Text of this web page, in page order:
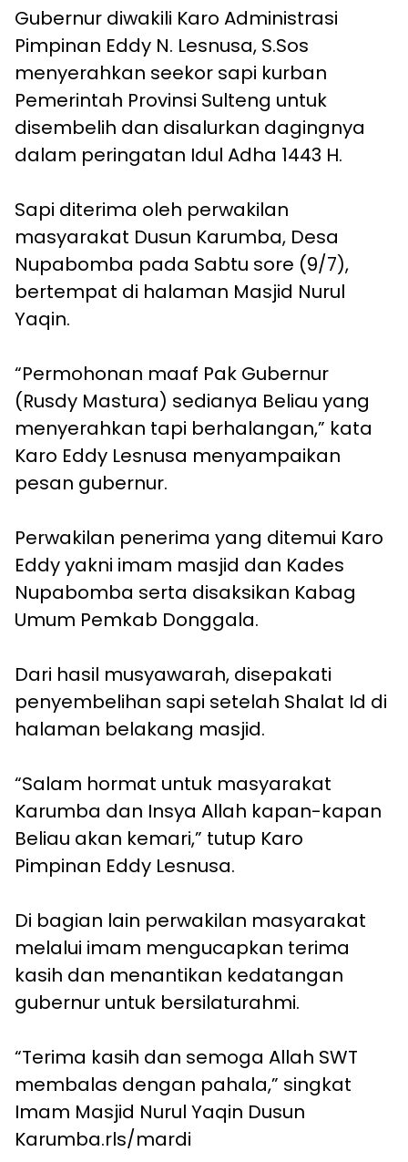
Gubernur diwakili Karo Administrasi
Pimpinan Eddy N. Lesnusa, S.Sos
menyerahkan seekor sapi kurban
Pemerintah Provinsi Sulteng untuk
disembelih dan disalurkan dagingnya
dalam peringatan Idul Adha 1443 H.
Sapi diterima oleh perwakilan
masyarakat Dusun Karumba, Desa
Nupabomba pada Sabtu sore (9/7),
bertempat di halaman Masjid Nurul
Yaqin.
“Permohonan maaf Pak Gubernur
(Rusdy Mastura) sedianya Beliau yang
menyerahkan tapi berhalangan,” kata
Karo Eddy Lesnusa menyampaikan
pesan gubernur.
Perwakilan penerima yang ditemui Karo
Eddy yakni imam masjid dan Kades
Nupabomba serta disaksikan Kabag
Umum Pemkab Donggala.
Dari hasil musyawarah, disepakati
penyembelihan sapi setelah Shalat Id di
halaman belakang masjid.
“Salam hormat untuk masyarakat
Karumba dan Insya Allah kapan-kapan
Beliau akan kemari,” tutup Karo
Pimpinan Eddy Lesnusa.
Di bagian lain perwakilan masyarakat
melalui imam mengucapkan terima
kasih dan menantikan kedatangan
gubernur untuk bersilaturahmi.
“Terima kasih dan semoga Allah SWT
membalas dengan pahala,” singkat
Imam Masjid Nurul Yaqin Dusun
Karumba.rls/mardi